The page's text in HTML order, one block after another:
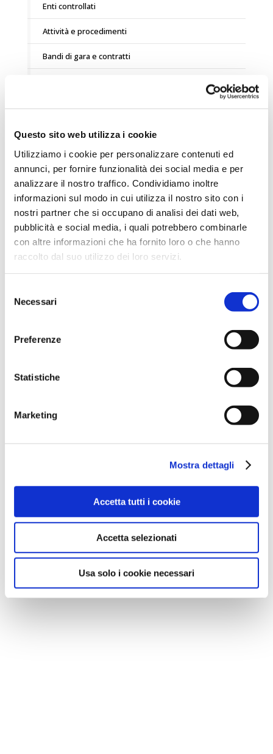
Questo sito web utilizza i cookie
Utilizziamo i cookie per personalizzare contenuti ed
annunci, per fornire funzionalità dei social media e per
analizzare il nostro traffico. Condividiamo inoltre
informazioni sul modo in cui utilizza il nostro sito con i
nostri partner che si occupano di analisi dei dati web,
pubblicità e social media, i quali potrebbero combinarle
con altre informazioni che ha fornito loro o che hanno
raccolto dal suo utilizzo dei loro servizi.
delNecessari
Preferenze
Statistiche
Marketing
Mostra dettagli
Accetta tutti i cookie
Accetta selezionati
Usa solo i cookie necessari
Enti controllati
Attività e procedimenti
Bandi di gara e contratti
Sovvenzioni, contributi, sussidi, vantaggi economici
Bilanci
Beni immobili e gestione patrimonio
Controlli e rilievi sull’amministrazione
Servizi erogati
Opere pubbliche
Informazioni ambientali
TEMPI COSTI E INDICATORI DI